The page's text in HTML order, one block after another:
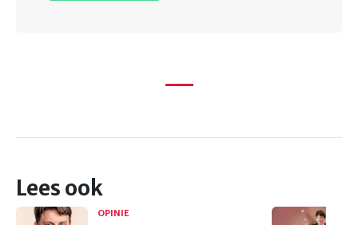
Lees ook
OPINIE